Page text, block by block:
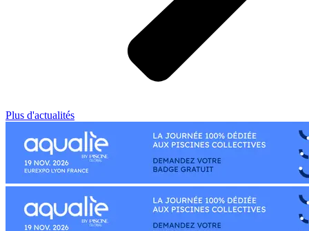
Plus d'actualités